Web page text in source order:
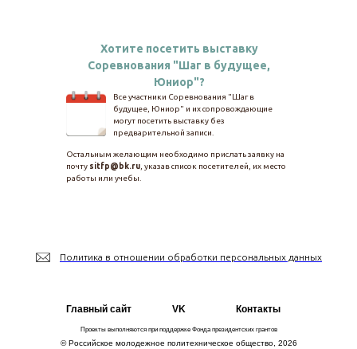
Хотите посетить выставку
Соревнования "Шаг в будущее,
Юниор"?
Все участники Соревнования "Шаг в
будущее, Юниор" и их сопровождающие
могут посетить выставку без
предварительной записи.
Остальным желающим необходимо прислать заявку на
почту sitfp@bk.ru , указав список посетителей, их место
работы или учебы.
Политика в отношении обработки персональных данных
© Российское молодежное политехническое общество, 2026
Проекты выполняются при поддержке Фонда президентских грантов
Главный сайт VK Контакты